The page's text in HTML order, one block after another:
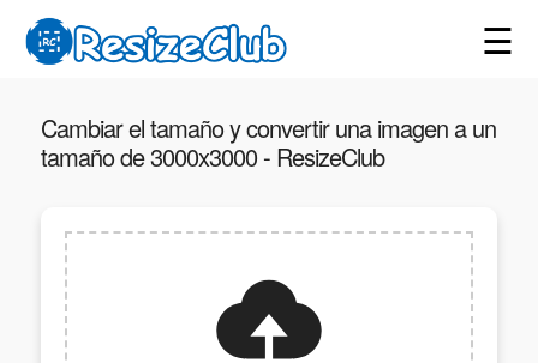
☰
Cambiar el tamaño y convertir una imagen a un
tamaño de 3000x3000 - ResizeClub